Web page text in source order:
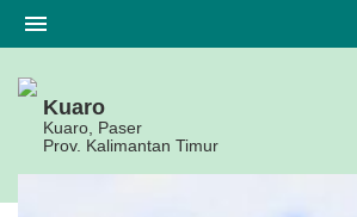
Kuaro
Kuaro, Paser
Prov. Kalimantan Timur
Beranda